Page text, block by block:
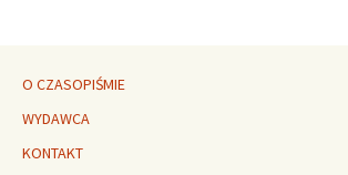
O CZASOPIŚMIE
WYDAWCA
KONTAKT